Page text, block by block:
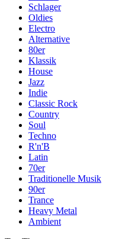
Schlager
Oldies
Electro
Alternative
80er
Klassik
House
Jazz
Indie
Classic Rock
Country
Soul
Techno
R'n'B
Latin
70er
Traditionelle Musik
90er
Trance
Heavy Metal
Ambient